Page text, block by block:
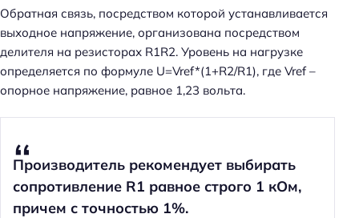
Обратная связь, посредством которой устанавливается
выходное напряжение, организована посредством
делителя на резисторах R1R2. Уровень на нагрузке
определяется по формуле U=Vref*(1+R2/R1), где Vref –
опорное напряжение, равное 1,23 вольта.
Производитель рекомендует выбирать
сопротивление R1 равное строго 1 кОм,
причем с точностью 1%.